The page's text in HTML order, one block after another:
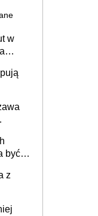
w
być
z